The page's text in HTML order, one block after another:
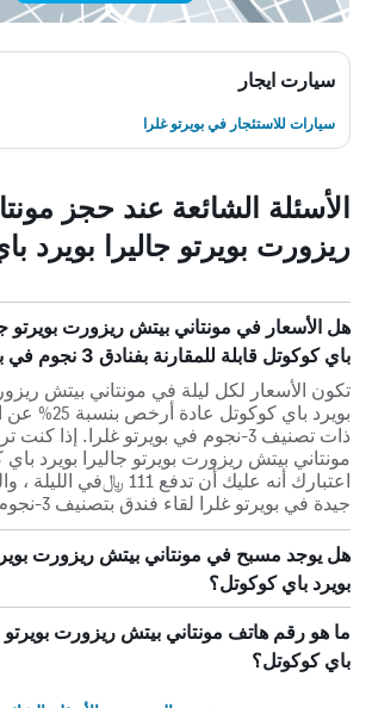
سيارت ايجار
سيارات للاستئجار في بويرتو غلرا
الأسئلة الشائعة عند حجز
ريزورت بويرتو جاليرا بويرد
هل الأسعار في مونتاني بيتش ريزورت بويرتو
باي كوكوتل قابلة للمقارنة بفنادق 3 نجوم في بويرتو غلرا؟
تكون الأسعار لكل ليلة في مونتاني بيتش
بويرد باي
ذات تصنيف 3-نجوم في بويرتو غلرا. إذا
مونتاني بيتش ريزورت بويرتو جاليرا بويرد
اعتبارك أنه عليك أن تدفع 111
جيدة في بويرتو غلرا لقاء فندق بتصنيف 3-نجوم.
هل يوجد مسبح في مونتاني بيتش ريزورت
بويرد باي كوكوتل؟
ما هو رقم هاتف مونتاني بيتش ريزورت بويرتو
باي كوكوتل؟